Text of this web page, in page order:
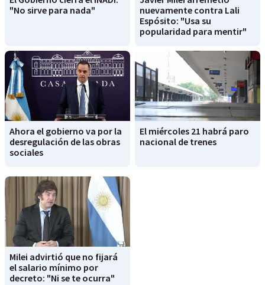
"No sirve para nada"
nuevamente contra Lali
Espósito: "Usa su
popularidad para mentir"
Ahora el gobierno va por la
desregulación de las obras
sociales
El miércoles 21 habrá paro
nacional de trenes
Milei advirtió que no fijará
el salario mínimo por
decreto: "Ni se te ocurra"